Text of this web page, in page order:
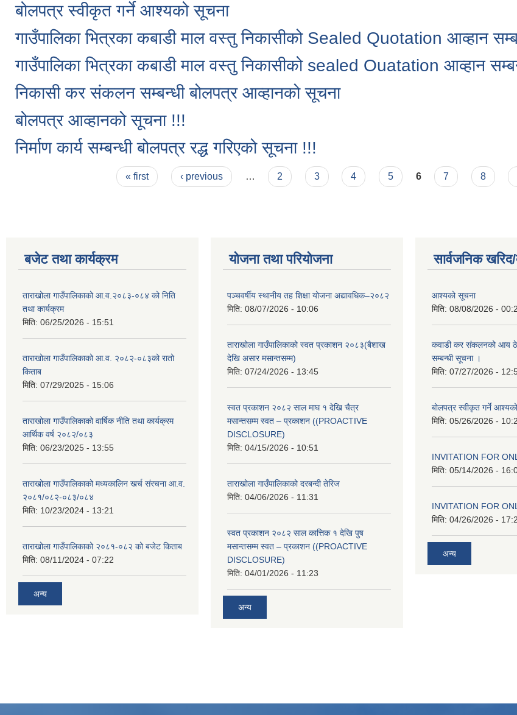
बोलपत्र स्वीकृत गर्ने आश्यको सूचना
गाउँपालिका भित्रका कबाडी माल वस्तु निकासीको Sealed Quotation आव्हान
गाउँपालिका भित्रका कबाडी माल वस्तु निकासीको sealed Ouatation आव्हान
निकासी कर संकलन सम्बन्धी बोलपत्र आव्हानको सूचना
बोलपत्र आव्हानको सूचना !!!
निर्माण कार्य सम्बन्धी बोलपत्र रद्ध गरिएको सूचना !!!
« first ‹ previous … 2 3 4 5 6 7 8
बजेट तथा कार्यक्रम
ताराखोला गाउँपालिकाको आ.व.२०८३-०८४ को निति
तथा कार्यक्रम
मिति: 06/25/2026 - 15:51
ताराखोला गाउँपालिकाको आ.व. २०८२-०८३को रातो
किताब
मिति: 07/29/2025 - 15:06
ताराखोला गाउँपालिकाको वार्षिक नीति तथा कार्यक्रम
आर्थिक वर्ष २०८२/०८३
मिति: 06/23/2025 - 13:55
ताराखोला गाउँपालिकाको मध्यकालिन खर्च संरचना आ.व.
२०८१/०८२-०८३/०८४
मिति: 10/23/2024 - 13:21
ताराखोला गाउँपालिकाको २०८१-०८२ को बजेट किताब
मिति: 08/11/2024 - 07:22
अन्य
योजना तथा परियोजना
पञ्चवर्षीय स्थानीय तह शिक्षा योजना अद्यावधिक–२०८२
मिति: 08/07/2026 - 10:06
ताराखोला गाउँपालिकाको स्वत प्रकाशन २०८३(बैशाख
देखि असार मसान्तसम्म)
मिति: 07/24/2026 - 13:45
स्वत प्रकाशन २०८२ साल माघ १ देखि चैत्र
मसान्तसम्म स्वत – प्रकाशन ((PROACTIVE
DISCLOSURE)
मिति: 04/15/2026 - 10:51
ताराखोला गाउँपालिकाको दरबन्दी तेरिज
मिति: 04/06/2026 - 11:31
स्वत प्रकाशन २०८२ साल कात्तिक १ देखि पुष
मसान्तसम्म स्वत – प्रकाशन ((PROACTIVE
DISCLOSURE)
मिति: 04/01/2026 - 11:23
अन्य
सार्वजनिक
आश्यको सूचना
मिति: 08/08/2026 -
कवाडी कर संकलनको आय
सम्बन्धी सूचना ।
मिति: 07/27/2026 -
बोलपत्र स्वीकृत गर्ने
मिति: 05/26/2026 -
INVITATION FOR
मिति: 05/14/2026 -
INVITATION FOR
मिति: 04/26/2026 -
अन्य